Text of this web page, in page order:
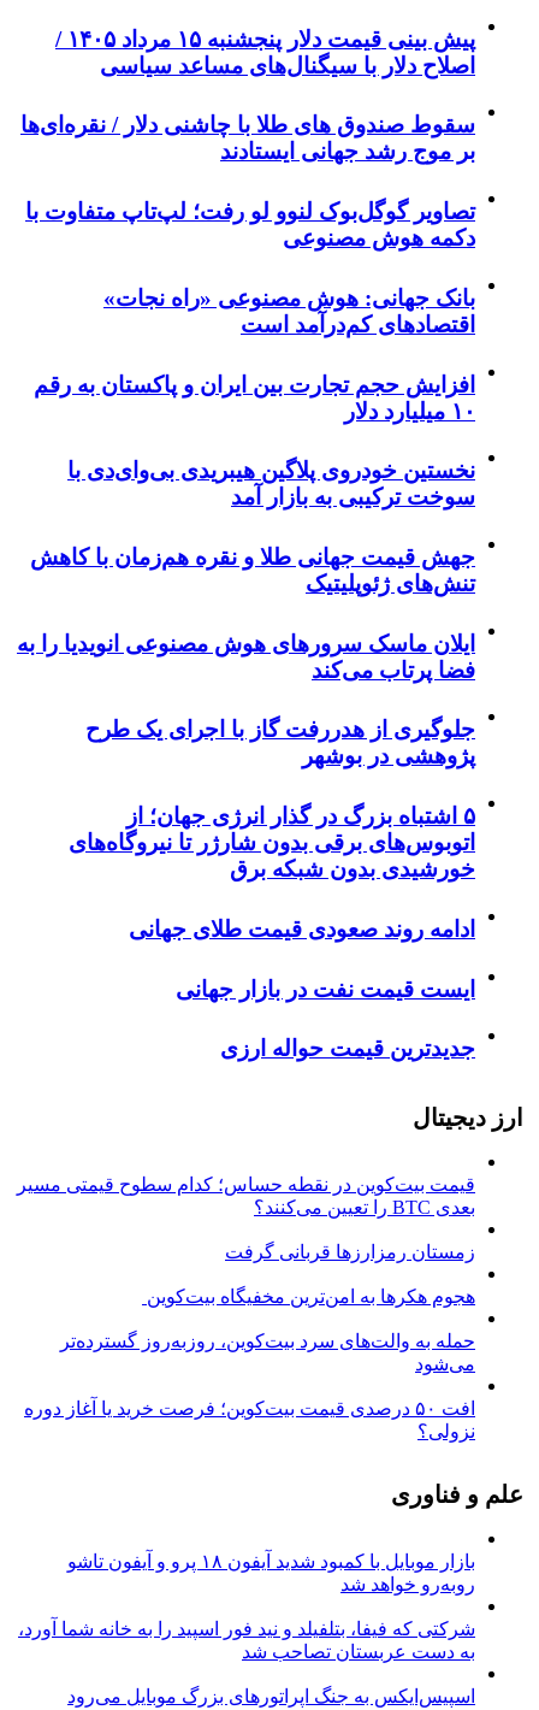
پیش ‌بینی قیمت دلار پنجشنبه ۱۵ مرداد ۱۴۰۵ /
اصلاح دلار با سیگنال‌های مساعد سیاسی
سقوط صندوق های طلا با چاشنی دلار / نقره‌ای‌ها
بر موج رشد جهانی ایستادند
تصاویر گوگل‌بوک لنوو لو رفت؛ لپ‌تاپ متفاوت با
دکمه هوش مصنوعی
بانک جهانی: هوش مصنوعی «راه نجات»
اقتصادهای کم‌درآمد است
افزایش حجم تجارت بین ایران و پاکستان به رقم
۱۰ میلیارد دلار
نخستین خودروی پلاگین هیبریدی بی‌وای‌دی با
سوخت ترکیبی به بازار آمد
جهش قیمت جهانی طلا و نقره هم‌زمان با کاهش
تنش‌های ژئوپلیتیک
ایلان ماسک سرورهای هوش مصنوعی انویدیا را به
فضا پرتاب می‌کند
جلوگیری از هدررفت گاز با اجرای یک طرح
پژوهشی در بوشهر
۵ اشتباه بزرگ در گذار انرژی جهان؛ از
اتوبوس‌های برقی بدون شارژر تا نیروگاه‌های
خورشیدی بدون شبکه برق
ادامه روند صعودی قیمت طلای جهانی
ایست قیمت نفت در بازار جهانی
جدیدترین قیمت حواله ارزی
ارز دیجیتال
قیمت بیت‌کوین در نقطه حساس؛ کدام سطوح قیمتی مسیر
بعدی BTC را تعیین می‌کنند؟
زمستان رمزارزها قربانی گرفت
هجوم هکرها به امن‌ترین مخفیگاه بیت‌کوین
حمله به والت‌های سرد بیت‌کوین، روزبه‌روز گسترده‌تر
می‌شود
افت ۵۰ درصدی قیمت بیت‌کوین؛ فرصت خرید یا آغاز دوره
نزولی؟
علم و فناوری
بازار موبایل با کمبود شدید آیفون ۱۸ پرو و آیفون تاشو
روبه‌رو خواهد شد
شرکتی که فیفا، بتلفیلد و نید فور اسپید را به خانه شما آورد،
به دست عربستان تصاحب شد
اسپیس‌ایکس به جنگ اپراتورهای بزرگ موبایل می‌رود